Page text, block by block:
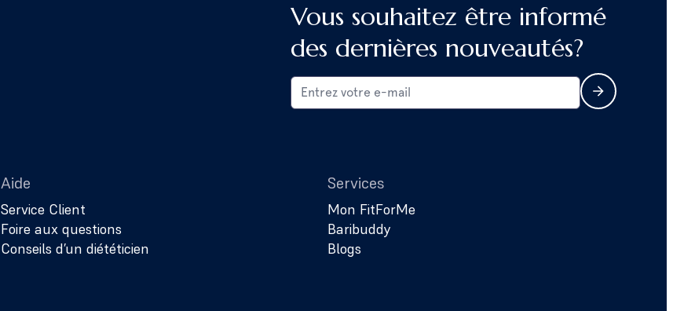
Vous souhaitez être informé
des dernières nouveautés?
Aide
Service Client
Foire aux questions
Conseils d’un diététicien
Services
Mon FitForMe
Baribuddy
Blogs